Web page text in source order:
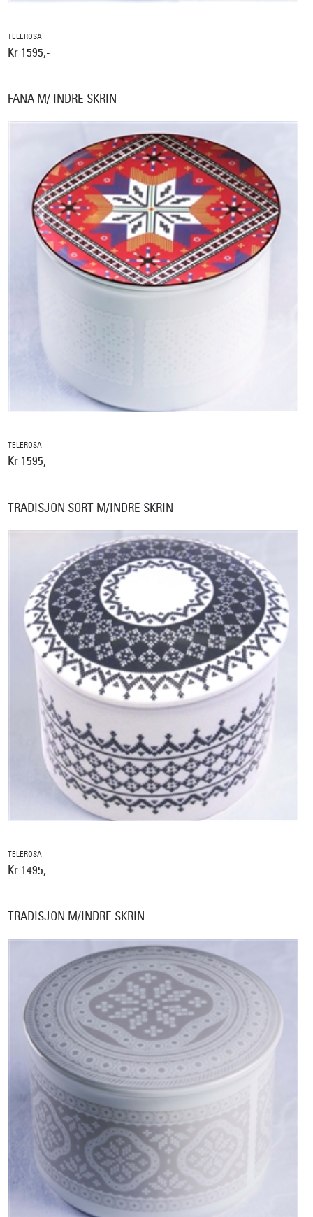
TELEROSA
Kr 1595,-
FANA M/ INDRE SKRIN
TELEROSA
Kr 1595,-
TRADISJON SORT M/INDRE SKRIN
TELEROSA
Kr 1495,-
TRADISJON M/INDRE SKRIN